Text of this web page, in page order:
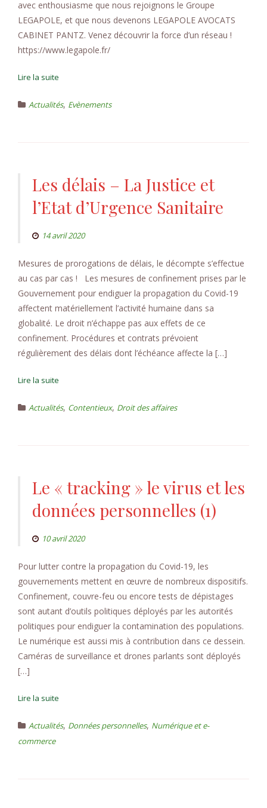
avec enthousiasme que nous rejoignons le Groupe
LEGAPOLE, et que nous devenons LEGAPOLE AVOCATS
CABINET PANTZ. Venez découvrir la force d’un réseau !
https://www.legapole.fr/
Lire la suite
Actualités, Evènements
Les délais – La Justice et
l’Etat d’Urgence Sanitaire
14 avril 2020
Mesures de prorogations de délais, le décompte s’effectue
au cas par cas ! Les mesures de confinement prises par le
Gouvernement pour endiguer la propagation du Covid-19
affectent matériellement l’activité humaine dans sa
globalité. Le droit n’échappe pas aux effets de ce
confinement. Procédures et contrats prévoient
régulièrement des délais dont l’échéance affecte la […]
Lire la suite
Actualités, Contentieux, Droit des affaires
Le « tracking » le virus et les
données personnelles (1)
10 avril 2020
Pour lutter contre la propagation du Covid-19, les
gouvernements mettent en œuvre de nombreux dispositifs.
Confinement, couvre-feu ou encore tests de dépistages
sont autant d’outils politiques déployés par les autorités
politiques pour endiguer la contamination des populations.
Le numérique est aussi mis à contribution dans ce dessein.
Caméras de surveillance et drones parlants sont déployés
[…]
Lire la suite
Actualités, Données personnelles, Numérique et e-
commerce